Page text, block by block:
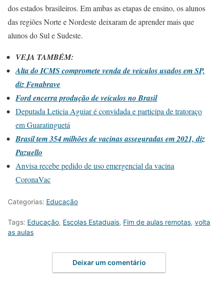
dos estados brasileiros. Em ambas as etapas de ensino, os alunos
das regiões Norte e Nordeste deixaram de aprender mais que
alunos do Sul e Sudeste.
VEJA TAMBÉM:
Alta do ICMS compromete venda de veículos usados em SP,
diz Fenabrave
Ford encerra produção de veículos no Brasil
Deputada Leticia Aguiar é convidada e participa de tratoraço
em Guaratinguetá
Brasil tem 354 milhões de vacinas asseguradas em 2021, diz
Pazuello
Anvisa recebe pedido de uso emergencial da vacina
CoronaVac
Categorias: Educação
Tags: Educação, Escolas Estaduais, Fim de aulas remotas, volta
as aulas
Deixar um comentário